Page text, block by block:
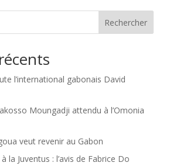
Rechercher
l’international gabonais David
Moungadji attendu à l’Omonia
veut revenir au Gabon
la Juventus : l’avis de Fabrice Do